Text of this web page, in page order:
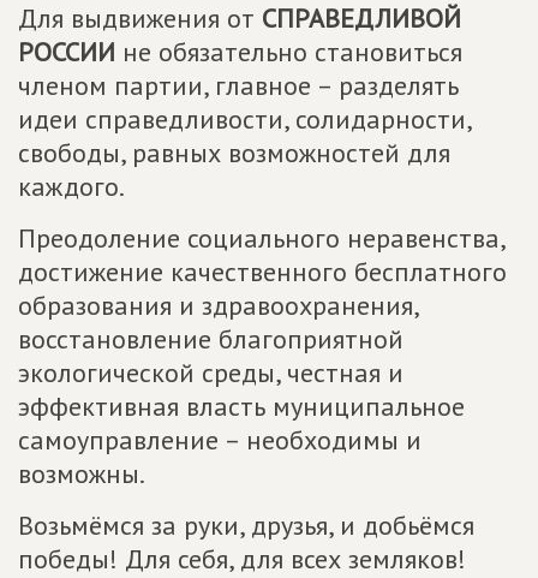
Для выдвижения от СПРАВЕДЛИВОЙ
РОССИИ не обязательно становиться
членом партии, главное – разделять
идеи справедливости, солидарности,
свободы, равных возможностей для
каждого.
Преодоление социального неравенства,
достижение качественного бесплатного
образования и здравоохранения,
восстановление благоприятной
экологической среды, честная и
эффективная власть муниципальное
самоуправление – необходимы и
возможны.
Возьмёмся за руки, друзья, и добьёмся
победы! Для себя, для всех земляков!